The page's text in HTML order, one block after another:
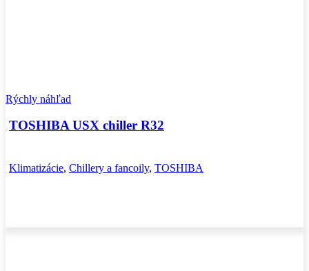
Rýchly náhľad
TOSHIBA USX chiller R32
Klimatizácie, Chillery a fancoily, TOSHIBA